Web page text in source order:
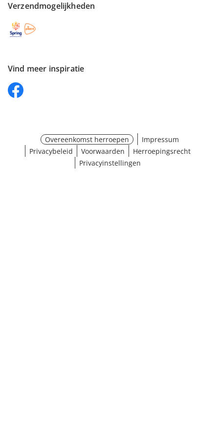
Verzendmogelijkheden
Vind meer inspiratie
Overeenkomst herroepen
Impressum
Privacybeleid
Voorwaarden
Herroepingsrecht
Privacyinstellingen